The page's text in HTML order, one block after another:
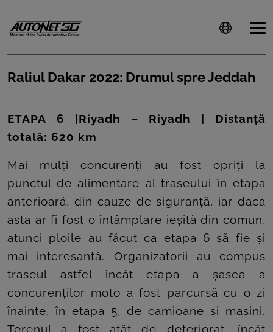
CLIENTI
CARIERE
DOCUMENTE
UTILE
CSR
PRESS
ROOM
CONTACT
Raliul Dakar 2022: Drumul spre Jeddah
ETAPA 6 |Riyadh – Riyadh | Distanță
totală: 620 km
Mai mulți concurenți au fost opriți la
punctul de alimentare al traseului în etapa
anterioară, din cauze de siguranță, iar dacă
asta ar fi fost o întâmplare ieșită din comun,
atunci ploile au făcut ca etapa 6 să fie și
mai interesantă. Organizatorii au compus
traseul astfel încât etapa a șasea a
concurenților moto a fost parcursă cu o zi
înainte, în etapa 5, de camioane și mașini.
Terenul a fost atât de deteriorat, încât